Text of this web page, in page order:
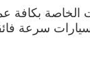
الخاصة بكافة
سرعة